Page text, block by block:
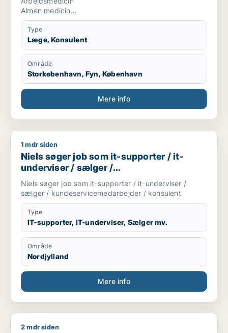
Almen medicin
Rusmiddel behandling
Kommune læge
Type
Læge, Konsulent
Område
Storkøbenhavn, Fyn, København
Mere info
Niels søger job som it-supporter / it-underviser / sælger /
1 mdr siden
Niels søger job som it-supporter / it-
underviser / sælger /
kundeservicemedarbejder / konsulent
Niels søger job som it-supporter / it-underviser /
sælger / kundeservicemedarbejder / konsulent
Type
IT-supporter, IT-underviser, Sælger mv.
Område
Nordjylland
Mere info
Freja søger job som kommunikationsmedarbejder /
2 mdr siden